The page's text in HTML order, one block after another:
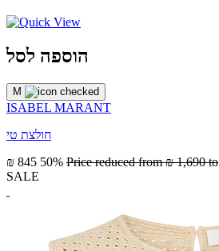
הוספה לסל
M
ISABEL MARANT
חולצת טי
₪ 845 50% Price reduced from₪ 1,690 to
SALE